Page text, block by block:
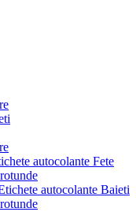
autocolante Fete
autocolante Baieti